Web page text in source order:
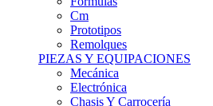
Prototipos
Remolques
PIEZAS Y EQUIPACIONES
Mecánica
Electrónica
Chasis Y Carrocería
Suspensiones